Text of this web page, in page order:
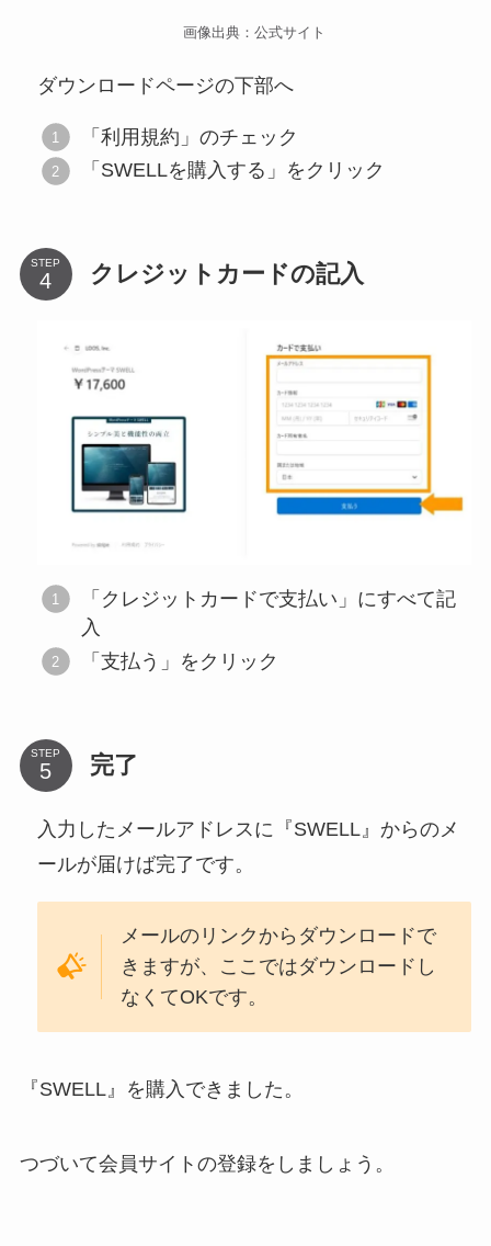
画像出典：公式サイト
ダウンロードページの下部へ
「利用規約」のチェック
「SWELLを購入する」をクリック
STEP クレジットカードの記入
「クレジットカードで支払い」にすべて記
入
「支払う」をクリック
STEP 完了
入力したメールアドレスに『SWELL』からのメ
ールが届けば完了です。
メールのリンクからダウンロードで
きますが、ここではダウンロードし
なくてOKです。
『SWELL』を購入できました。
つづいて会員サイトの登録をしましょう。